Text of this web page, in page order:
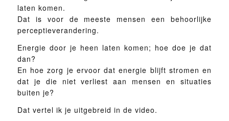
laten komen.
Dat is voor de meeste mensen een behoorlijke
perceptieverandering.
Energie door je heen laten komen; hoe doe je dat
dan?
En hoe zorg je ervoor dat energie blijft stromen en
dat je die niet verliest aan mensen en situaties
buiten je?
Dat vertel ik je uitgebreid in de video.